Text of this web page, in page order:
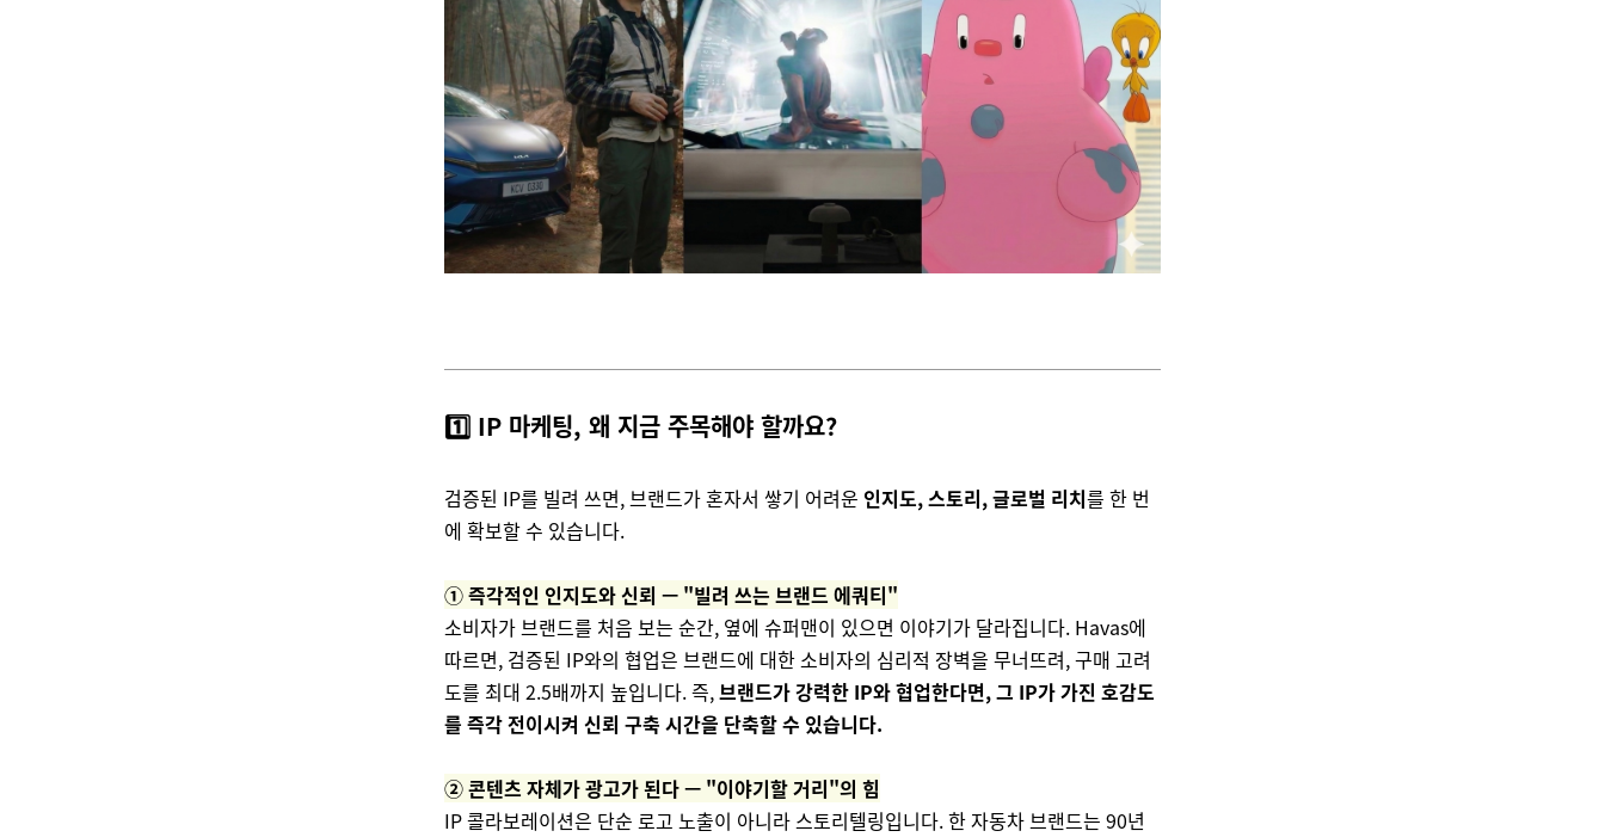
1️⃣ IP 마케팅, 왜 지금 주목해야 할까요?
검증된 IP를 빌려 쓰면, 브랜드가 혼자서 쌓기 어려운 인지도, 스토리, 글로벌 리치를 한 번
에 확보할 수 있습니다.
① 즉각적인 인지도와 신뢰 — "빌려 쓰는 브랜드 에쿼티"
소비자가 브랜드를 처음 보는 순간, 옆에 슈퍼맨이 있으면 이야기가 달라집니다. Havas에
따르면, 검증된 IP와의 협업은 브랜드에 대한 소비자의 심리적 장벽을 무너뜨려, 구매 고려
도를 최대 2.5배까지 높입니다. 즉,브랜드가강력한 IP와 협업한다면, 그 IP가 가진 호감도
를 즉각 전이시켜 신뢰 구축 시간을 단축할 수 있습니다.
② 콘텐츠 자체가 광고가 된다 — "이야기할 거리"의 힘
IP 콜라보레이션은 단순 로고 노출이 아니라 스토리텔링입니다. 한 자동차 브랜드는 90년